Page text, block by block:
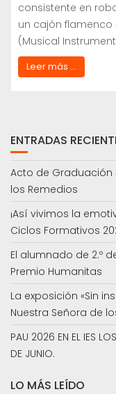
consistente en
un cajón flamenco
(Musical
Leer más ...
ENTRADAS
Acto de Graduación
los Remedios
¡Así vivimos la
Ciclos Formativos
El alumnado de 2.º
Premio Humanitas
La exposición «Sin
Nuestra Señora de
PAU 2026 EN EL IES
DE JUNIO.
LO MÁS LEÍDO